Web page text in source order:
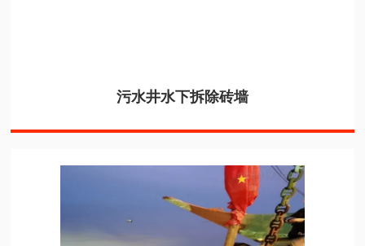
污水井水下拆除砖墙